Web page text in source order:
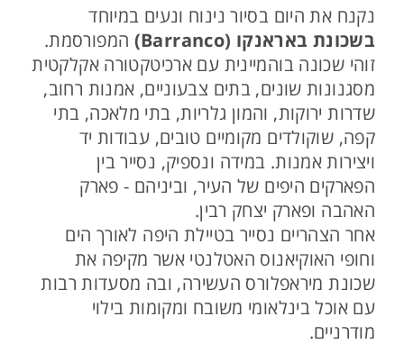
נקנח את היום בסיור נינוח ונעים במיוחד
בשכונת באראנקו (Barranco)
המפורסמת.
זוהי שכונה בוהמיינית עם ארכיטקטורה אקלקטית
מסגנונות שונים, בתים צבעוניים, אמנות רחוב,
שדרות ירוקות, והמון גלריות, בתי מלאכה, בתי
קפה, שוקולדים מקומיים טובים, עבודות יד
ויצירות אמנות. במידה ונספיק, נסייר בין
הפארקים היפים של העיר, וביניהם - פארק
האהבה ופארק יצחק רבין.
אחר הצהריים נסייר בטיילת היפה לאורך הים
וחופי האוקיאנוס האטלנטי אשר מקיפה את
שכונת מיראפלורס העשירה, ובה מסעדות רבות
עם אוכל בינלאומי משובח ומקומות בילוי
מודרניים.